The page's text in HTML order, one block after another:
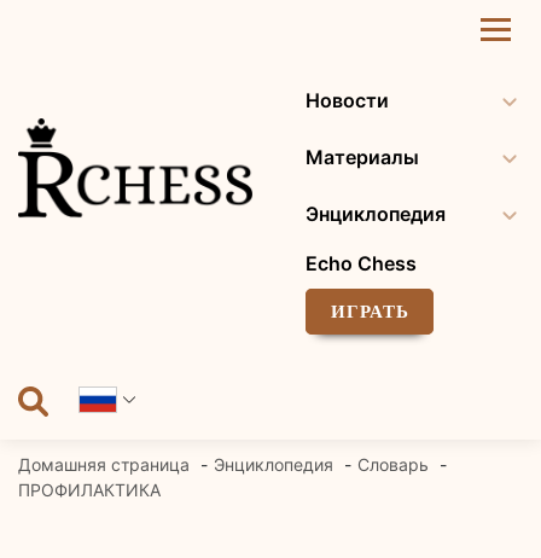
Новости
Материалы
Энциклопедия
Echo Chess
ИГРАТЬ
Домашняя страница Энциклопедия
Словарь
ПРОФИЛАКТИКА